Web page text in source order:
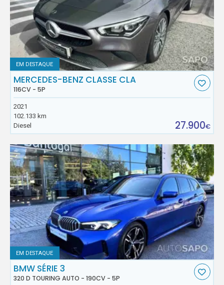
EM DESTAQUE
MERCEDES-BENZ CLASSE CLA
116CV - 5P
2021
102.133 km
Diesel
27.900€
EM DESTAQUE
BMW SÉRIE 3
320 D TOURING AUTO - 190CV - 5P